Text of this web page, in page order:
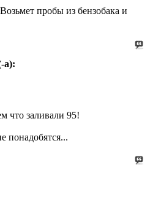
пробы из бензобака и
а):
что заливали 95!
понадобятся...